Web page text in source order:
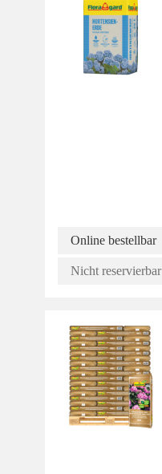
Online bestellbar
Nicht reservierbar